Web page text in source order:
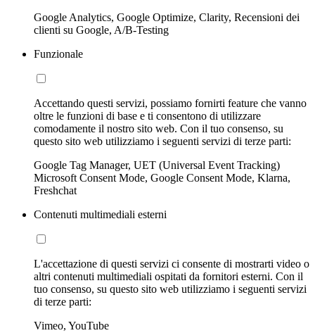
Google Analytics, Google Optimize, Clarity, Recensioni dei
clienti su Google, A/B-Testing
Funzionale
Accettando questi servizi, possiamo fornirti feature che vanno
oltre le funzioni di base e ti consentono di utilizzare
comodamente il nostro sito web. Con il tuo consenso, su
questo sito web utilizziamo i seguenti servizi di terze parti:
Google Tag Manager, UET (Universal Event Tracking)
Microsoft Consent Mode, Google Consent Mode, Klarna,
Freshchat
Contenuti multimediali esterni
L'accettazione di questi servizi ci consente di mostrarti video o
altri contenuti multimediali ospitati da fornitori esterni. Con il
tuo consenso, su questo sito web utilizziamo i seguenti servizi
di terze parti:
Vimeo, YouTube